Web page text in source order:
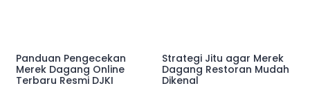
Panduan Pengecekan
Merek Dagang Online
Terbaru Resmi DJKI
Strategi Jitu agar Merek
Dagang Restoran Mudah
Dikenal